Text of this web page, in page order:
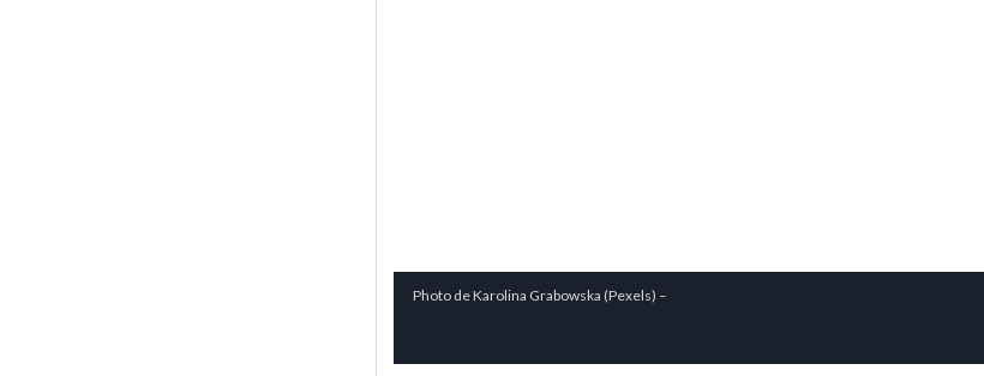
Photo de Karolina Grabowska (Pexels) –